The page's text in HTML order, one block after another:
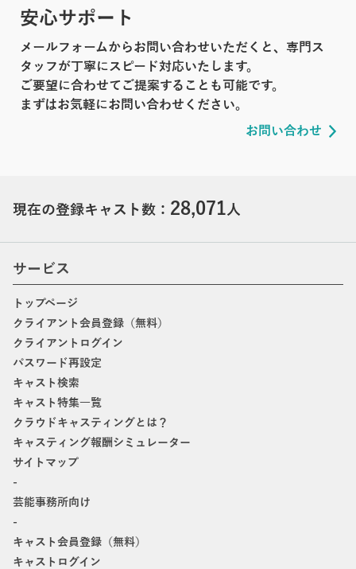
安心サポート
メールフォームからお問い合わせいただくと、専門ス
タッフが丁寧にスピード対応いたします。
ご要望に合わせてご提案することも可能です。
まずはお気軽にお問い合わせください。
お問い合わせ
現在の登録キャスト数： 28,071人
サービス
トップページ
クライアント会員登録（無料）
クライアントログイン
パスワード再設定
キャスト検索
キャスト特集一覧
クラウドキャスティングとは？
キャスティング報酬シミュレーター
サイトマップ
-
芸能事務所向け
-
キャスト会員登録（無料）
キャストログイン